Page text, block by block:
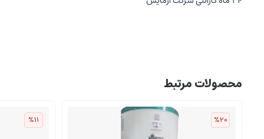
محصولات مرتبط
%20
%11